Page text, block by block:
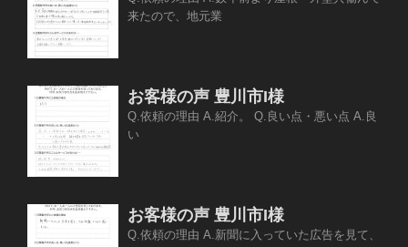
来たので、地元業
お客様の声 豊川市I様
Q.依頼の理由 A.紹介。 Q.良い点・悪い点 A.良
い
お客様の声 豊川市I様
Q.依頼の理由 A.新聞に入っていた広告を見て、